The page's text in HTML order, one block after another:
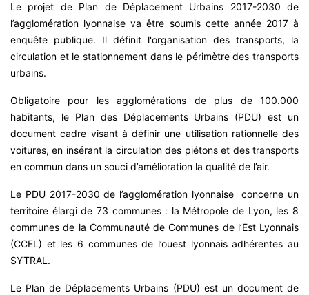
Le projet de Plan de Déplacement Urbains 2017-2030 de
l’agglomération lyonnaise va être soumis cette année 2017 à
enquête publique. Il définit l'organisation des transports, la
circulation et le stationnement dans le périmètre des transports
urbains.
Obligatoire pour les agglomérations de plus de 100.000
habitants, le Plan des Déplacements Urbains (PDU) est un
document cadre visant à définir une utilisation rationnelle des
voitures, en insérant la circulation des piétons et des transports
en commun dans un souci d’amélioration la qualité de l’air.
Le PDU 2017-2030 de l’agglomération lyonnaise concerne un
territoire élargi de 73 communes : la Métropole de Lyon, les 8
communes de la Communauté de Communes de l’Est Lyonnais
(CCEL) et les 6 communes de l’ouest lyonnais adhérentes au
SYTRAL.
Le Plan de Déplacements Urbains (PDU) est un document de